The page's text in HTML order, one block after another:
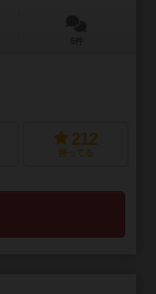
212
持ってる